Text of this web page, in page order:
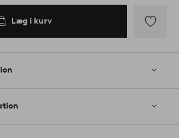
Læg i kurv
til